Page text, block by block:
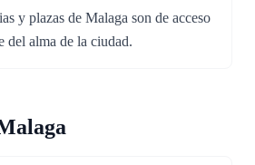
y plazas de Malaga son de acceso
del alma de la ciudad.